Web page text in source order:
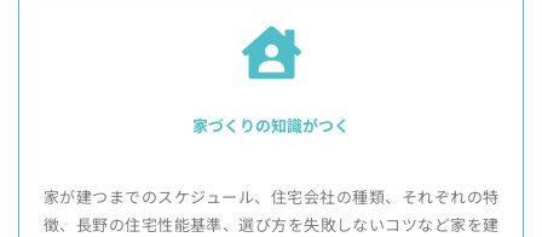
家づくりの知識がつく
家が建つまでのスケジュール、住宅会社の種類、それぞれの特
徴、長野の住宅性能基準、選び方を失敗しないコツなど家を建